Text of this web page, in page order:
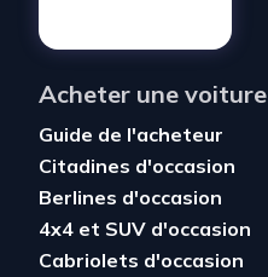
Acheter une voiture
Guide de l'acheteur
Citadines d'occasion
Berlines d'occasion
4x4 et SUV d'occasion
Cabriolets d'occasion